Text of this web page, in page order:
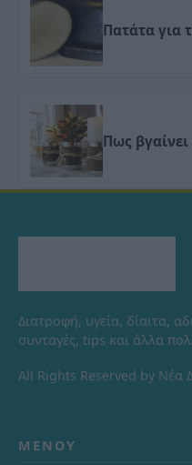
Πατάτα για
Πως
Διατροφή, υγεία, δίαιτα,
συνταγές, tips και άλλα
All Rights Reserved by Νέα
ΜΕΝΟΎ